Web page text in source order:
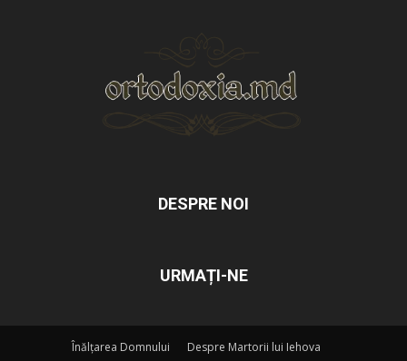
DESPRE NOI
URMAȚI-NE
Înălțarea Domnului
Despre Martorii lui Iehova